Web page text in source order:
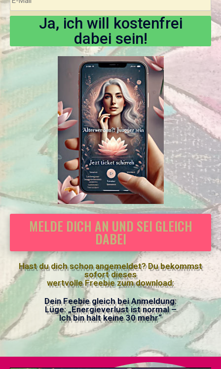
Ja, ich will kostenfrei
dabei sein!
MELDE DICH AN UND SEI GLEICH
DABEI
Hast du dich schon angemeldet? Du bekommst
sofort dieses
wertvolle Freebie zum download:
Dein Feebie gleich bei Anmeldung:
Lüge: „Energieverlust ist normal –
Ich bin halt keine 30 mehr“